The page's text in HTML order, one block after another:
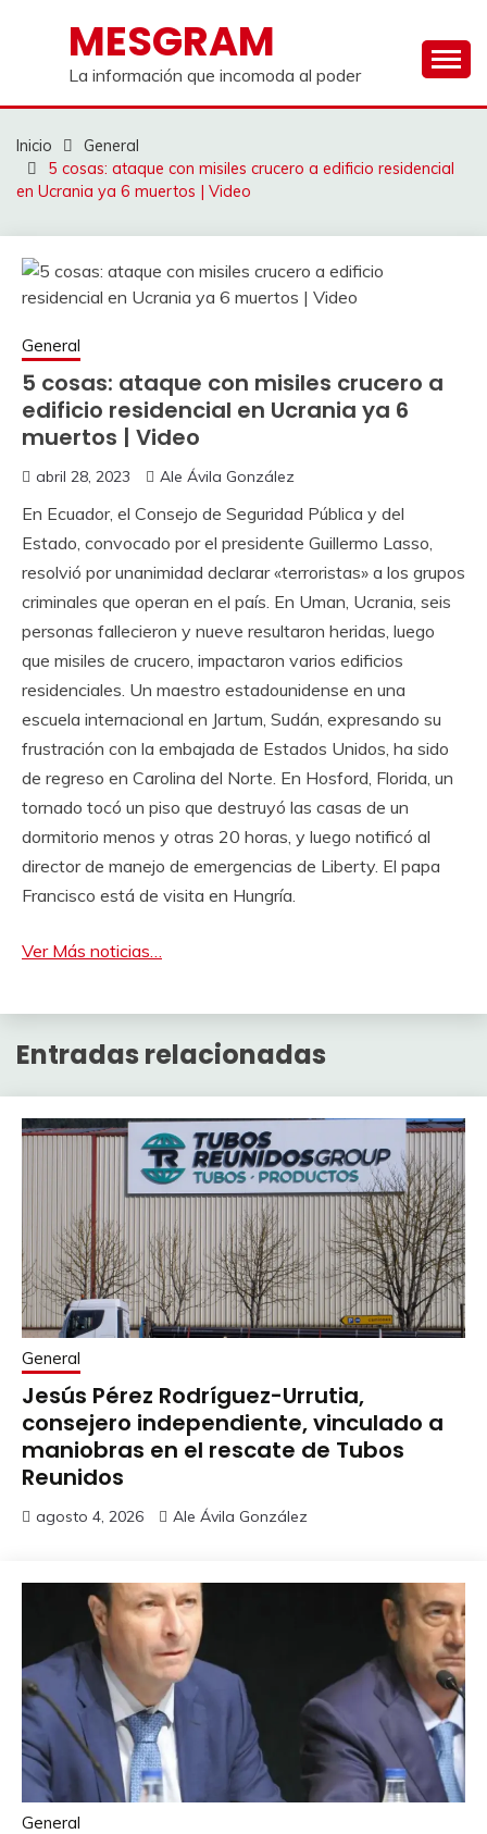
contenidoMESGRAM
La información que incomoda al poder
Inicio
General
5 cosas: ataque con misiles crucero a edificio residencial
en Ucrania ya 6 muertos | Video
General
5 cosas: ataque con misiles crucero a
edificio residencial en Ucrania ya 6
muertos | Video
abril 28, 2023 Ale Ávila González
En Ecuador, el Consejo de Seguridad Pública y del
Estado, convocado por el presidente Guillermo Lasso,
resolvió por unanimidad declarar «terroristas» a los grupos
criminales que operan en el país. En Uman, Ucrania, seis
personas fallecieron y nueve resultaron heridas, luego
que misiles de crucero, impactaron varios edificios
residenciales. Un maestro estadounidense en una
escuela internacional en Jartum, Sudán, expresando su
frustración con la embajada de Estados Unidos, ha sido
de regreso en Carolina del Norte. En Hosford, Florida, un
tornado tocó un piso que destruyó las casas de un
dormitorio menos y otras 20 horas, y luego notificó al
director de manejo de emergencias de Liberty. El papa
Francisco está de visita en Hungría.
Ver Más noticias…
Entradas relacionadas
General
Jesús Pérez Rodríguez-Urrutia,
consejero independiente, vinculado a
maniobras en el rescate de Tubos
Reunidos
agosto 4, 2026 Ale Ávila González
General